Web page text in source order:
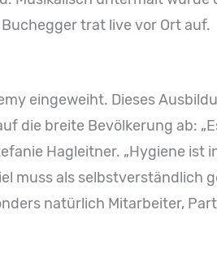
trat live vor Ort auf.
eingeweiht. Dieses
die breite Bevölkerung ab:
Hagleitner. „Hygiene ist
muss als selbstverständlich
natürlich Mitarbeiter,